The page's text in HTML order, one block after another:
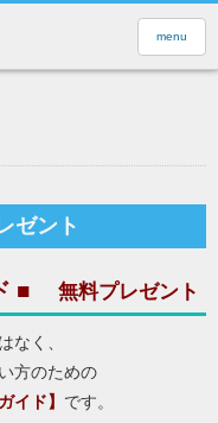
menu
ゼント
■ 無料プレゼント
なく、
方のための
イド】 です。